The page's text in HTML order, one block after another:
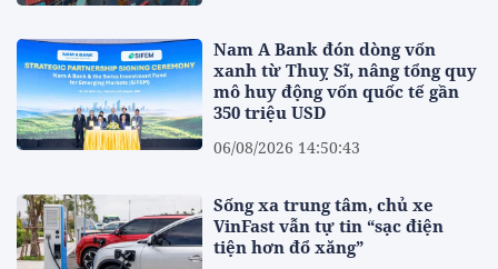
Nam A Bank đón dòng vốn
xanh từ Thuỵ Sĩ, nâng tổng quy
mô huy động vốn quốc tế gần
350 triệu USD
06/08/2026 14:50:43
Sống xa trung tâm, chủ xe
VinFast vẫn tự tin “sạc điện
tiện hơn đổ xăng”